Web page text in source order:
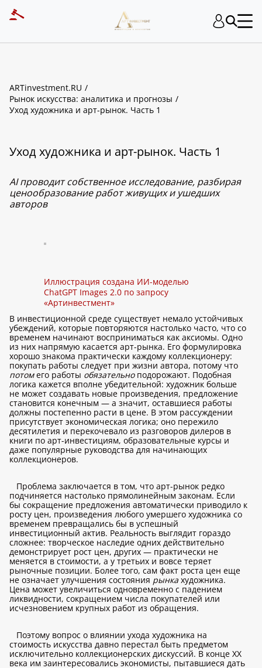
ARTinvestment.RU
Рынок искусства: аналитика и прогнозы
Уход художника и арт-рынок. Часть 1
Уход художника и арт-рынок. Часть 1
AI проводит собственное исследование, разбирая
ценообразование работ живущих и ушедших
авторов
Иллюстрация создана ИИ-моделью
ChatGPT Images 2.0 по запросу
«Артинвестмент»
В инвестиционной среде существует немало устойчивых
убеждений, которые повторяются настолько часто, что со
временем начинают восприниматься как аксиомы. Одно
из них напрямую касается арт-рынка. Его формулировка
хорошо знакома практически каждому коллекционеру:
покупать работы следует при жизни автора, потому что
потомего работы обязательноподорожают. Подобная
логика кажется вполне убедительной: художник больше
не может создавать новые произведения, предложение
становится конечным — а значит, оставшиеся работы
должны постепенно расти в цене. В этом рассуждении
присутствует экономическая логика; оно пережило
десятилетия и перекочевало из разговоров дилеров в
книги по арт-инвестициям, образовательные курсы и
даже популярные руководства для начинающих
коллекционеров.
Проблема заключается в том, что арт-рынок редко
подчиняется настолько прямолинейным законам. Если
бы сокращение предложения автоматически приводило к
росту цен, произведения любого умершего художника со
временем превращались бы в успешный
инвестиционный актив. Реальность выглядит гораздо
сложнее: творческое наследие одних действительно
демонстрирует рост цен, других — практически не
меняется в стоимости, а у третьих и вовсе теряет
рыночные позиции. Более того, сам факт роста цен еще
не означает улучшения состояния рынка художника.
Цена может увеличиться одновременно с падением
ликвидности, сокращением числа покупателей или
исчезновением крупных работ из обращения.
Поэтому вопрос о влиянии ухода художника на
стоимость искусства давно перестал быть предметом
исключительно коллекционерских дискуссий. В конце XX
века им заинтересовались экономисты, пытавшиеся дать